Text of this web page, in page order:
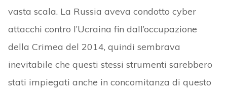
vasta scala. La Russia aveva condotto cyber
attacchi contro l’Ucraina fin dall’occupazione
della Crimea del 2014, quindi sembrava
inevitabile che questi stessi strumenti sarebbero
stati impiegati anche in concomitanza di questo